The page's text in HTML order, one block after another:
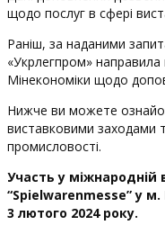
щодо послуг в сфері
Раніш, за наданими
«Укрлегпром» направила
Мінекономіки щодо
Нижче ви можете
виставковими заходами
промисловості.
Участь у міжнародній
“Spielwarenmesse” у м.
3 лютого 2024 року.